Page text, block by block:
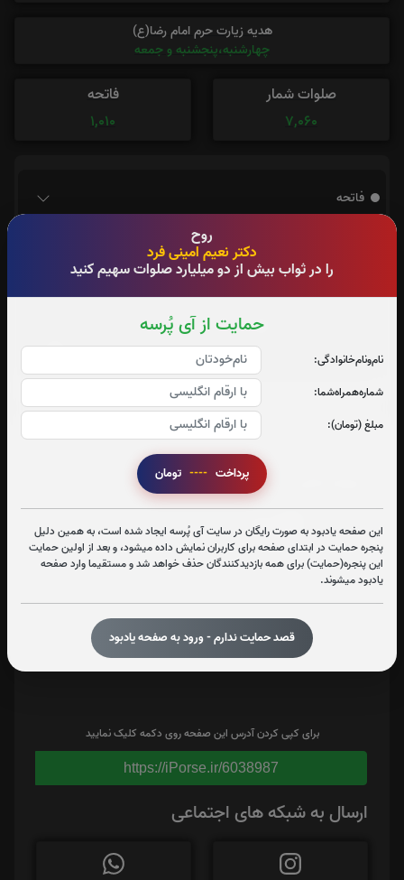
روح
دکتر نعیم امینی فرد
را در ثواب بیش از دو میلیارد صلوات سهیم کنید
حمایت از آی پُرسه
نام‌و‌نام‌خانوادگی:
شماره‌همراه‌شما:
مبلغ (تومان):
پرداخت ----
این صفحه یادبود به صورت رایگان در سایت آی پُرسه ایجاد شده است، به همین دلیل
پنجره حمایت در ابتدای صفحه برای کاربران نمایش داده میشود، و بعد از اولین حمایت
این پنجره(حمایت) برای همه بازدیدکنندگان حذف خواهد شد و مستقیما وارد صفحه
یادبود میشوند.
قصد حمایت ندارم - ورود به صفحه یادبود
هدیه زیارت حرم امام رضا(ع)
چهارشنبه،پنجشنبه و جمعه
صلوات شمار
7,060
فاتحه
1,010
فاتحه
برای کپی کردن آدرس این صفحه روی دکمه کلیک نمایید
https://iPorse.ir/6038987
ارسال به شبکه های اجتماعی